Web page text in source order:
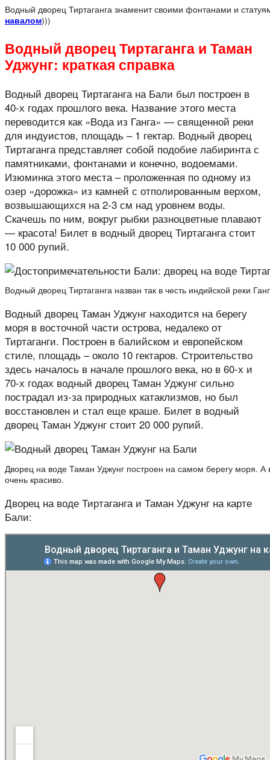
Водный дворец Тиртаганга знаменит своими фонтанами и
навалом)))
Водный дворец Тиртаганга и Таман
Уджунг: краткая справка
Водный дворец Тиртаганга на Бали был построен в
40-х годах прошлого века. Название этого места
переводится как «Вода из Ганга» — священной реки
для индуистов, площадь – 1 гектар. Водный дворец
Тиртаганга представляет собой подобие лабиринта с
памятниками, фонтанами и конечно, водоемами.
Изюминка этого места – проложенная по одному из
озер «дорожка» из камней с отполированным верхом,
возвышающихся на 2-3 см над уровнем воды.
Скачешь по ним, вокруг рыбки разноцветные плавают
— красота! Билет в водный дворец Тиртаганга стоит
10 000 рупий.
Водный дворец Тиртаганга назван так в честь индийской реки
Водный дворец Таман Уджунг находится на берегу
моря в восточной части острова, недалеко от
Тиртаганги. Построен в балийском и европейском
стиле, площадь – около 10 гектаров. Строительство
здесь началось в начале прошлого века, но в 60-х и
70-х годах водный дворец Таман Уджунг сильно
пострадал из-за природных катаклизмов, но был
восстановлен и стал еще краше. Билет в водный
дворец Таман Уджунг стоит 20 000 рупий.
Дворец на воде Таман Уджунг построен на самом берегу моря. А
очень красиво.
Дворец на воде Тиртаганга и Таман Уджунг на карте
Бали: